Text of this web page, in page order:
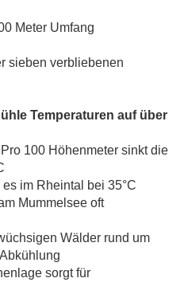
Meter Umfang
sieben verbliebenen
Temperaturen auf über
Pro 100 Höhenmeter sinkt die
es im Rheintal bei 35°C
Mummelsee oft
Wälder rund um
sorgt für